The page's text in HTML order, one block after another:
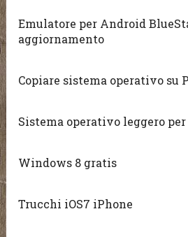
Emulatore per Android
aggiornamento
Copiare sistema operativo su
Sistema operativo leggero
Windows 8 gratis
Trucchi iOS7 iPhone